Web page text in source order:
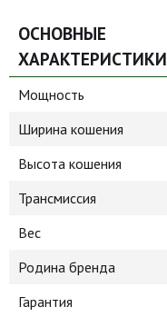
ОСНОВНЫЕ
ХАРАКТЕРИСТИКИ
Мощность
Ширина кошения
Высота кошения
Трансмиссия
Вес
Родина бренда
Гарантия